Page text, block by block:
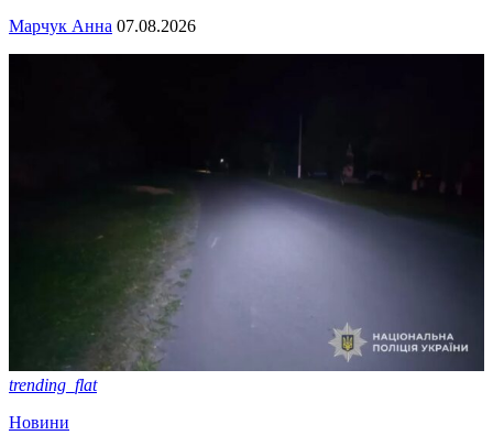
Марчук Анна 07.08.2026
trending_flat
Новини